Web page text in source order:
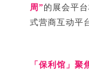
周”的展会平
式营商互动平
「保利馆」聚